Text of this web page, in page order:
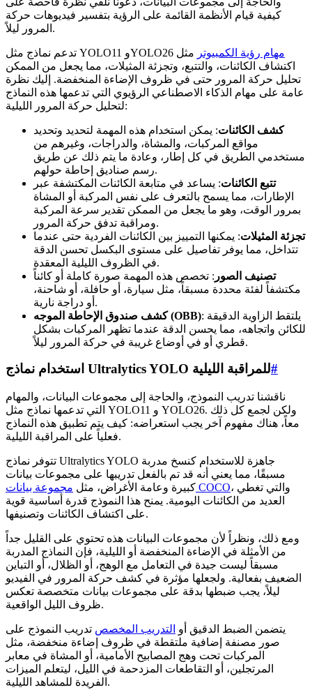
كيفية قيام الأنظمة القائمة على الرؤية بتفسير فيديوهات حركة
المرور ليلاً.
تدعم نماذج مثل YOLO11 وYOLO26 مهام رؤية الكمبيوتر مثل
اكتشاف الكائنات، والتتبع، وتجزئة المثيلات، مما يجعل من الممكن
تحليل حركة المرور حتى في ظروف الإضاءة المنخفضة. إليك نظرة
عامة على مهام الذكاء الاصطناعي الرؤيوي التي تدعمها هذه النماذج
لتحليل حركة المرور الليلية:
كشف الكائنات: يمكن استخدام هذه المهمة لتحديد وتحديد
مواقع المركبات، والمشاة، والدراجات، وغيرهم من
مستخدمي الطريق في كل إطار، وعادة ما يتم ذلك عن طريق
رسم صناديق إحاطة حولهم.
تتبع الكائنات: يساعد في متابعة الكائنات المكتشفة عبر
الإطارات، مما يسمح بالتعرف على نفس المركبة أو المشاة
بمرور الوقت، وهو ما يجعل من الممكن تقدير سرعة المركبة
ومراقبة تدفق حركة المرور.
تجزئة المثيلات: يمكنها التمييز بين الكائنات الفردية حتى عندما
تتداخل، مما يوفر تفاصيل على مستوى البكسل تحسن الدقة
في الظروف الليلية المعقدة.
تصنيف الصور : تخصص هذه المهمة صورة كاملة أو كائناً
مكتشفاً لفئة محددة مسبقاً، مثل سيارة، أو حافلة، أو شاحنة،
أو دراجة نارية.
كشف صندوق الإحاطة الموجه (OBB): يلتقط الزاوية الدقيقة
للكائن واتجاهه، مما يحسن الدقة عندما تظهر المركبات بشكل
قطري أو في أوضاع غريبة في حركة المرور ليلاً.
استخدام نماذج Ultralytics YOLO للمراقبة الليلية#
ناقشنا تدريب النموذج، والحاجة إلى مجموعات البيانات، والمهام
التي تدعمها نماذج مثل YOLO11 و YOLO26. ولكن لجمع كل ذلك
معاً، هناك مفهوم آخر يجب استعراضه: كيف يتم تطبيق هذه النماذج
فعلياً على المراقبة الليلية.
تتوفر نماذج Ultralytics YOLO جاهزة للاستخدام كنسخ مدربة
مسبقًا، مما يعني أنه قد تم بالفعل تدريبها على مجموعات بيانات
كبيرة وعامة الأغراض، مثل مجموعة بيانات COCO، والتي تغطي
العديد من الكائنات اليومية. يمنح هذا النموذج قدرة أساسية قوية
على اكتشاف الكائنات وتصنيفها.
ومع ذلك، ونظراً لأن مجموعات البيانات هذه تحتوي على القليل جداً
من الأمثلة في الإضاءة المنخفضة أو الليلية، فإن النماذج المدربة
مسبقاً ليست جيدة في التعامل مع الوهج، أو الظلال، أو التباين
الضعيف بفعالية. ولجعلها مؤثرة في كشف حركة المرور في الفيديو
ليلاً، يجب ضبطها بدقة على مجموعات بيانات متخصصة تعكس
ظروف الليل الواقعية.
يتضمن الضبط الدقيق أو التدريب المخصص تدريب النموذج على
صور مصنفة إضافية ملتقطة في ظروف إضاءة منخفضة، مثل
المركبات تحت وهج المصابيح الأمامية، أو المشاة في معابر
المرتجلين، أو التقاطعات المزدحمة في الليل، ليتعلم الميزات
الفريدة للمشاهد الليلية.